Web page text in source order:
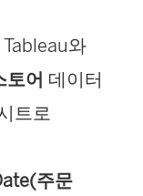
와
토어 데이터
트로
주문